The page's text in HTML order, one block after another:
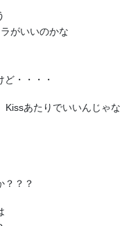
がいいのかな
・・・・
あたりでいいんじゃな
？？？